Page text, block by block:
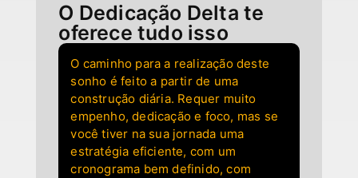
O Dedicação Delta te
oferece tudo isso
O caminho para a realização deste
sonho é feito a partir de uma
construção diária. Requer muito
empenho, dedicação e foco, mas se
você tiver na sua jornada uma
estratégia eficiente, com um
cronograma bem definido, com